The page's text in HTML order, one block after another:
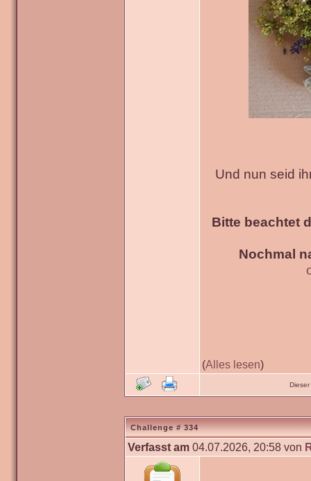
Und nun seid
Bitte beachtet
Nochmal
(Alles lesen)
Challenge # 334
Verfasst am 04.07.2026, 20:58 von